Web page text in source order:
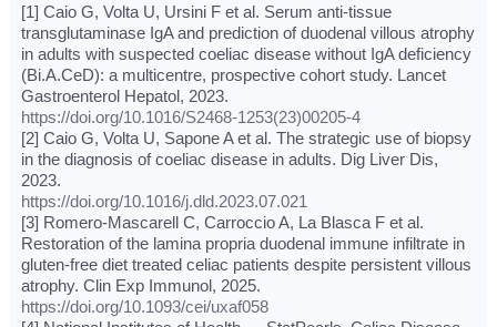
[1] Caio G, Volta U, Ursini F et al. Serum anti-tissue
transglutaminase IgA and prediction of duodenal villous atrophy
in adults with suspected coeliac disease without IgA deficiency
(Bi.A.CeD): a multicentre, prospective cohort study. Lancet
Gastroenterol Hepatol, 2023.
https://doi.org/10.1016/S2468-1253(23)00205-4
[2] Caio G, Volta U, Sapone A et al. The strategic use of biopsy
in the diagnosis of coeliac disease in adults. Dig Liver Dis,
2023.
https://doi.org/10.1016/j.dld.2023.07.021
[3] Romero-Mascarell C, Carroccio A, La Blasca F et al.
Restoration of the lamina propria duodenal immune infiltrate in
gluten-free diet treated celiac patients despite persistent villous
atrophy. Clin Exp Immunol, 2025.
https://doi.org/10.1093/cei/uxaf058